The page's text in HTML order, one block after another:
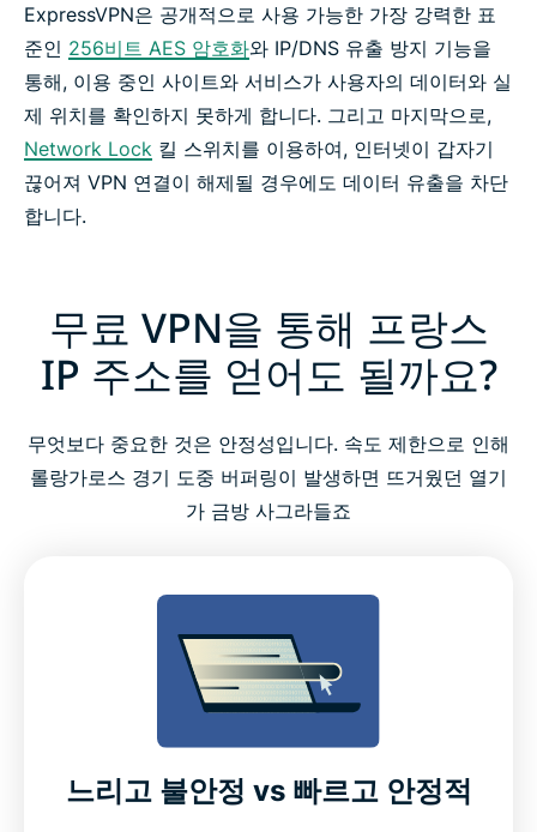
ExpressVPN은 공개적으로 사용 가능한 가장 강력한 표
준인 256비트 AES 암호화와 IP/DNS 유출 방지 기능을
통해, 이용 중인 사이트와 서비스가 사용자의 데이터와 실
제 위치를 확인하지 못하게 합니다. 그리고 마지막으로,
Network Lock 킬 스위치를 이용하여, 인터넷이 갑자기
끊어져 VPN 연결이 해제될 경우에도 데이터 유출을 차단
합니다.
무료 VPN을 통해 프랑스
IP 주소를 얻어도 될까요?
무엇보다 중요한 것은 안정성입니다. 속도 제한으로 인해
롤랑가로스 경기 도중 버퍼링이 발생하면 뜨거웠던 열기
가 금방 사그라들죠
느리고 불안정 vs 빠르고 안정적